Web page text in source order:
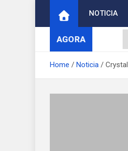
content
NOTICIA
AGORA
Home Noticia